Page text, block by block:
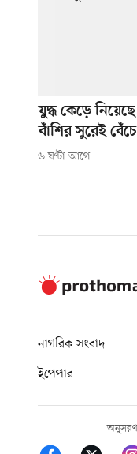
যুদ্ধ কেড়ে
বাঁশির সুরেই
৬ ঘণ্টা আগে
নাগরিক সংবাদ
ইপেপার